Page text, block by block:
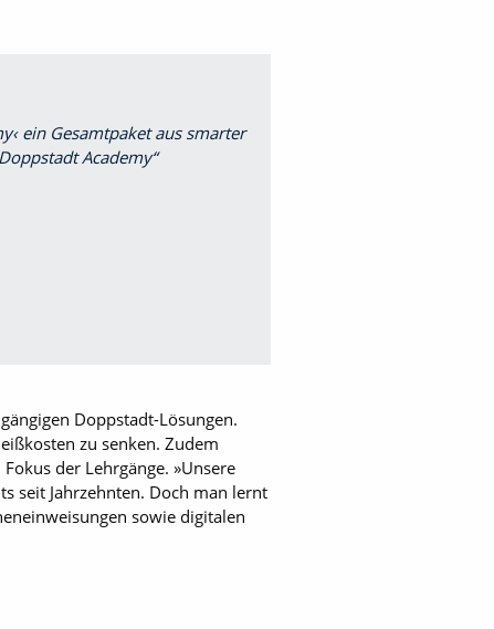
ein Gesamtpaket aus smarter
Academy
Doppstadt-Lösungen.
zu senken. Zudem
der Lehrgänge. »Unsere
seit Jahrzehnten. Doch man lernt
sowie digitalen